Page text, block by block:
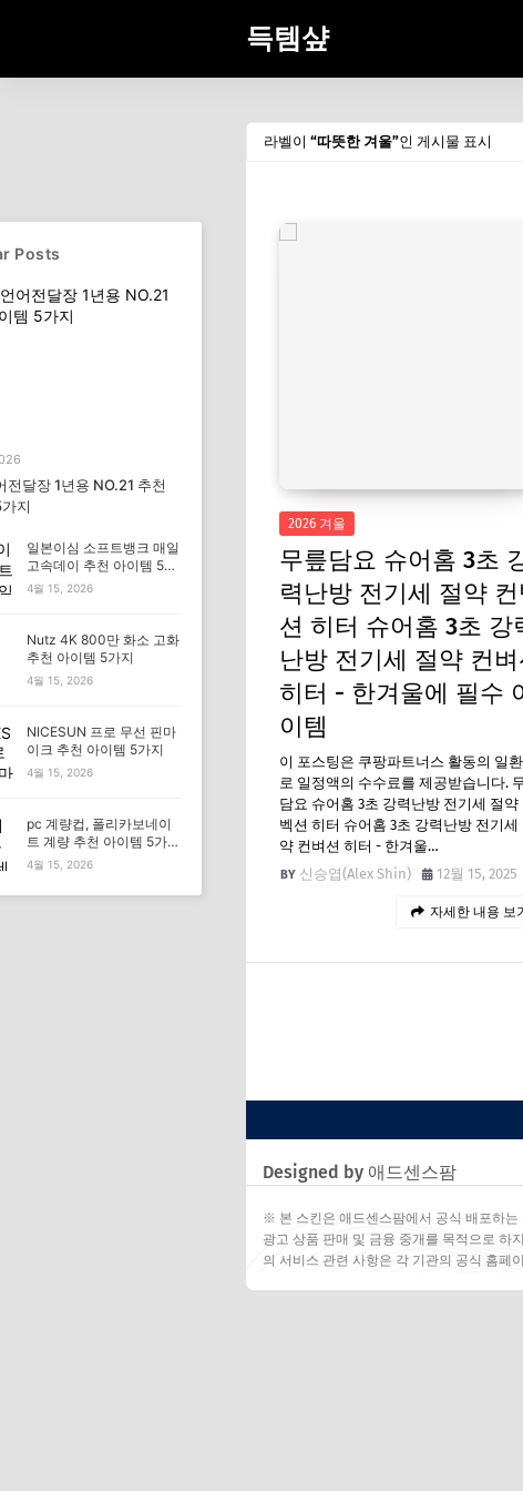
득템샾
라벨이 따뜻한 겨울 인 게시물 표시
2026 겨울
무릎담요 슈어홈 3초
력난방 전기세 절약 컨
션 히터 슈어홈 3초 강
난방 전기세 절약 컨벼
히터 - 한겨울에 필수
이템
이 포스팅은 쿠팡파트너스 활동의 일
로 일정액의 수수료를 제공받습니다.
담요 슈어홈 3초 강력난방 전기세 절약
벡션 히터 슈어홈 3초 강력난방 전기세
약 컨벼션 히터 - 한겨울…
신승엽(Alex Shin)
12월 15, 2025
자세한 내용 보기
Designed by 애드센스팜
※ 본 스킨은 애드센스팜에서 공식 배포하
광고 상품 판매 및 금융 중개를 목적으로 하
의 서비스 관련 사항은 각 기관의 공식 홈페
Posts
전달장 1년용 NO.21 추천
지
일본이심 소프트뱅크 매일
고속데이 추천 아이템 5가
지
4월 15, 2026
Nutz 4K 800만 화소 고화
추천 아이템 5가지
4월 15, 2026
NICESUN 프로 무선 핀마
이크 추천 아이템 5가지
4월 15, 2026
pc 계량컵, 폴리카보네이
트 계량 추천 아이템 5가
지
4월 15, 2026